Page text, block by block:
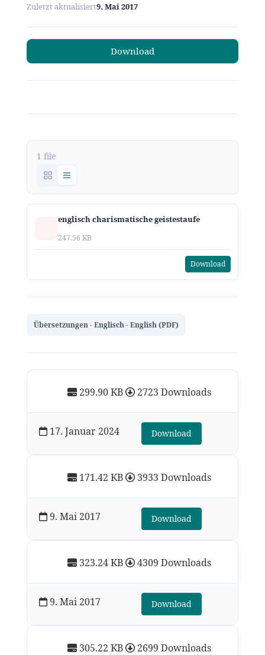
Zuletzt aktualisiert9. Mai 2017
Download
1 file
englisch charismatische geistestaufe
247.56 KB
Download
Übersetzungen - Englisch - English (PDF)
299.90 KB 2723 Downloads
17. Januar 2024 Download
305.22 KB 2699 Downloads
323.24 KB 4309 Downloads
9. Mai 2017 Download
171.42 KB 3933 Downloads
9. Mai 2017 Download